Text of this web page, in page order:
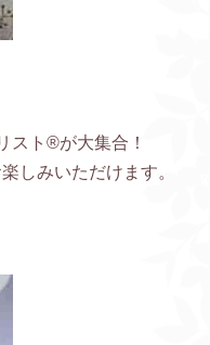
スト®︎が大集合！
しみいただけます。